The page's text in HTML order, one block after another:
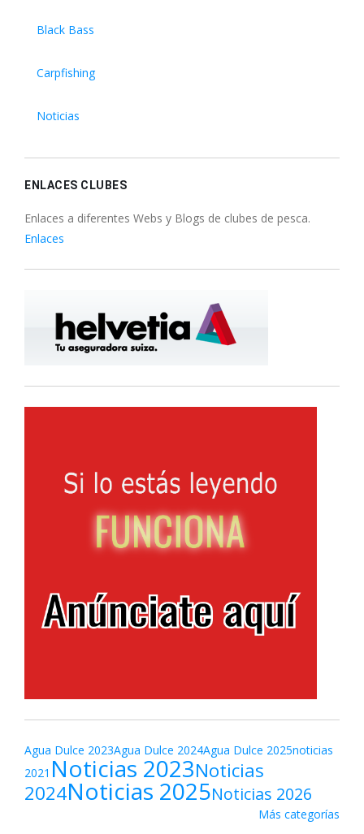
Black Bass
Carpfishing
Noticias
ENLACES CLUBES
Enlaces a diferentes Webs y Blogs de clubes de pesca.
Enlaces
Agua Dulce 2023Agua Dulce 2024Agua Dulce 2025noticias
2021 Noticias 2023Noticias
2024Noticias 2025Noticias 2026
Más categorías